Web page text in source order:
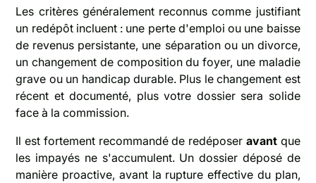
Les critères généralement reconnus comme justifiant
un redépôt incluent : une perte d'emploi ou une baisse
de revenus persistante, une séparation ou un divorce,
un changement de composition du foyer, une maladie
grave ou un handicap durable. Plus le changement est
récent et documenté, plus votre dossier sera solide
face à la commission.
Il est fortement recommandé de redéposer avantque
les impayés ne s'accumulent. Un dossier déposé de
manière proactive, avant la rupture effective du plan,